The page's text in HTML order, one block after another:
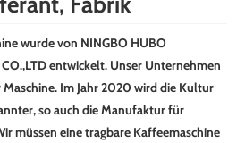
wurde von NINGBO HUBO
CO.,LTD entwickelt. Unser Unternehmen
Im Jahr 2020 wird die Kultur
so auch die Manufaktur für
müssen eine tragbare Kaffeemaschine